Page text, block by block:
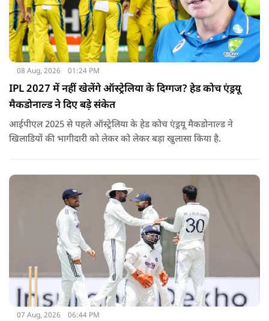
08 Aug, 2026 01:24 PM
IPL 2027 में नहीं खेलेंगे ऑस्ट्रेलिया के दिग्गज? हेड कोच एंड्रयू
मैकडोनाल्ड ने दिए बड़े संकेत
आईपीएल 2025 से पहले ऑस्ट्रेलिया के हेड कोच एंड्रयू मैकडोनाल्ड ने
खिलाडियों की भागीदारी को लेकर को लेकर बड़ा खुलासा किया है.
07 Aug, 2026 06:44 PM